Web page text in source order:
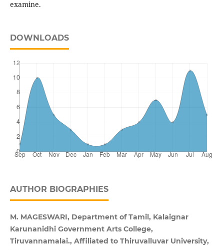
examine.
DOWNLOADS
AUTHOR BIOGRAPHIES
M. MAGESWARI, Department of Tamil, Kalaignar
Karunanidhi Government Arts College,
Tiruvannamalai., Affiliated to Thiruvalluvar University,